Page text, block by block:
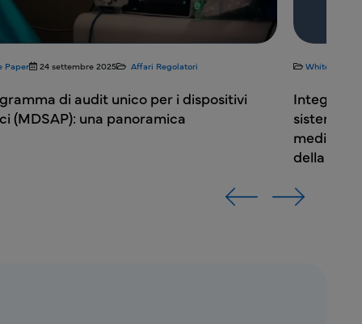
Paper 24 settembre 2025 Affari Regolatori
di audit unico per i dispositivi
(MDSAP): una panoramica
White Paper
sistemi di
medici
della